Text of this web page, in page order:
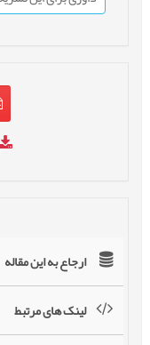
ارجاع به این مقاله
لینک های مرتبط